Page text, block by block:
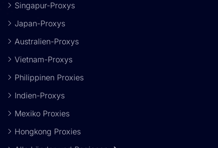
Singapur-Proxys
Japan-Proxys
Australien-Proxys
Vietnam-Proxys
Philippinen Proxies
Indien-Proxys
Mexiko Proxies
Hongkong Proxies